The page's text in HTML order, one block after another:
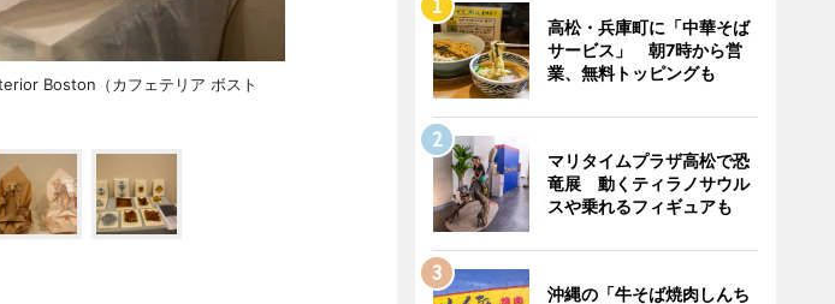
Boston（カフェテリア ボスト
高松・兵庫町に「中華そば
サービス」 朝7時から営
業、無料トッピングも
マリタイムプラザ高松で恐
竜展 動くティラノサウル
スや乗れるフィギュアも
沖縄の「牛そば焼肉しんち